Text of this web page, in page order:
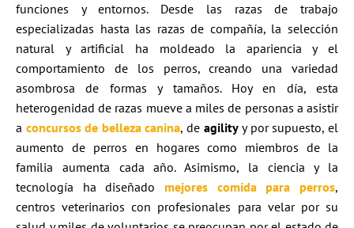
funciones y entornos. Desde las razas de trabajo
especializadas hasta las razas de compañía, la selección
natural y artificial ha moldeado la apariencia y el
comportamiento de los perros, creando una variedad
asombrosa de formas y tamaños. Hoy en día, esta
heterogenidad de razas mueve a miles de personas a asistir
a concursos de belleza canina, de agilityy por supuesto, el
aumento de perros en hogares como miembros de la
familia aumenta cada año. Asimismo, la ciencia y la
tecnología ha diseñado mejores comida para perros,
centros veterinarios con profesionales para velar por su